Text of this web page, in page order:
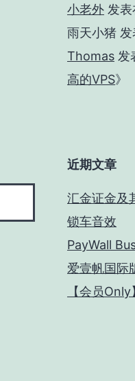
小老外 发
雨天小猪
Thomas 发
高的VPS》
近期文章
汇金证金及
锁车音效
PayWall
爱壹帆国际
【会员